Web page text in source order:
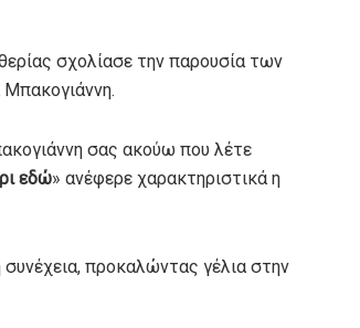
σχολίασε την παρουσία των
σας ακούω που λέτε
εδώ» ανέφερε χαρακτηριστικά η
προκαλώντας γέλια στην